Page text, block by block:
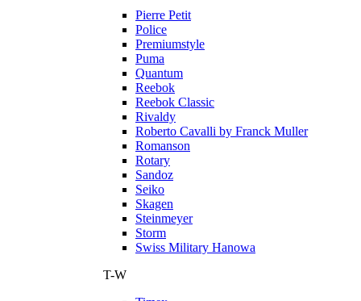
Pierre Petit
Police
Premiumstyle
Puma
Quantum
Reebok
Reebok Classic
Rivaldy
Roberto Cavalli by Franck Muller
Romanson
Rotary
Sandoz
Seiko
Skagen
Steinmeyer
Storm
Swiss Military Hanowa
T-W